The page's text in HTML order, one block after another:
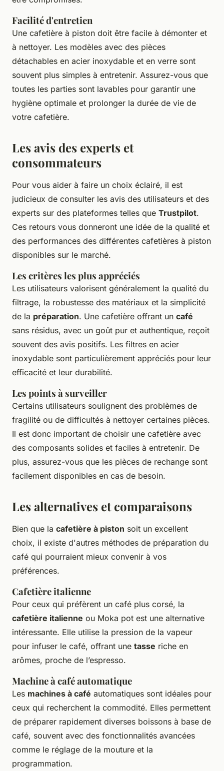
Facilité d'entretien
Une cafetière à piston doit être facile à démonter et
à nettoyer. Les modèles avec des pièces
détachables en acier inoxydable et en verre sont
souvent plus simples à entretenir. Assurez-vous que
toutes les parties sont lavables pour garantir une
hygiène optimale et prolonger la durée de vie de
votre cafetière.
Les avis des experts et
consommateurs
Pour vous aider à faire un choix éclairé, il est
judicieux de consulter les avis des utilisateurs et des
experts sur des plateformes telles que Trustpilot.
Ces retours vous donneront une idée de la qualité et
des performances des différentes cafetières à piston
disponibles sur le marché.
Les critères les plus appréciés
Les utilisateurs valorisent généralement la qualité du
filtrage, la robustesse des matériaux et la simplicité
de la préparation. Une cafetière offrant un café
sans résidus, avec un goût pur et authentique, reçoit
souvent des avis positifs. Les filtres en acier
inoxydable sont particulièrement appréciés pour leur
efficacité et leur durabilité.
Les points à surveiller
Certains utilisateurs soulignent des problèmes de
fragilité ou de difficultés à nettoyer certaines pièces.
Il est donc important de choisir une cafetière avec
des composants solides et faciles à entretenir. De
plus, assurez-vous que les pièces de rechange sont
facilement disponibles en cas de besoin.
Les alternatives et comparaisons
Bien que la cafetière à piston soit un excellent
choix, il existe d'autres méthodes de préparation du
café qui pourraient mieux convenir à vos
préférences.
Cafetière italienne
Pour ceux qui préfèrent un café plus corsé, la
cafetière italienne ou Moka pot est une alternative
intéressante. Elle utilise la pression de la vapeur
pour infuser le café, offrant une tasse riche en
arômes, proche de l’espresso.
Machine à café automatique
Les machines à café automatiques sont idéales pour
ceux qui recherchent la commodité. Elles permettent
de préparer rapidement diverses boissons à base de
café, souvent avec des fonctionnalités avancées
comme le réglage de la mouture et la
programmation.